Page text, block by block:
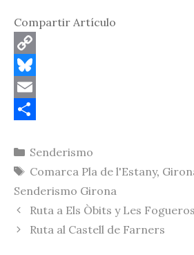
Compartir Artículo
C
o
p
L
i
n
B
e
s
k
E
a
i
l
o
m
p
Categorías
Senderismo
Etiquetas
Comarca Pla de l'Estany,
Senderismo Girona
Ruta a Els Òbits y Les
Ruta al Castell de Farners